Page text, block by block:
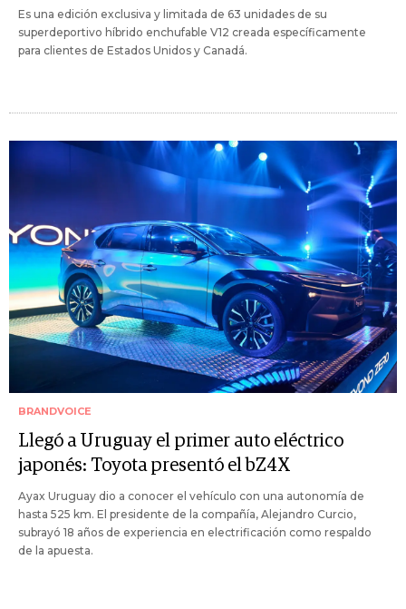
Es una edición exclusiva y limitada de 63 unidades de su
superdeportivo híbrido enchufable V12 creada específicamente
para clientes de Estados Unidos y Canadá.
BRANDVOICE
Llegó a Uruguay el primer auto eléctrico
japonés: Toyota presentó el bZ4X
Ayax Uruguay dio a conocer el vehículo con una autonomía de
hasta 525 km. El presidente de la compañía, Alejandro Curcio,
subrayó 18 años de experiencia en electrificación como respaldo
de la apuesta.